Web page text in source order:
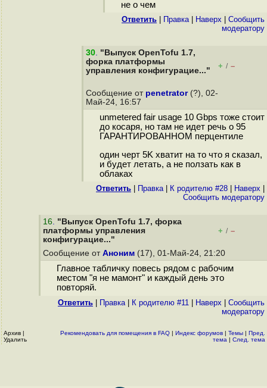
не о чем
Ответить Правка| Наверх
Cообщить
модератору
30. "Выпуск OpenTofu 1.7,
форка платформы
управления конфигурацие..."
+ / –
Сообщение от penetrator(?), 02-
Май-24, 16:57
unmetered fair usage 10 Gbps тоже стоит
до косаря, но там не идет речь о 95
ГАРАНТИРОВАННОМ перцентиле
один черт 5K хватит на то что я сказал,
и будет летать, а не ползать как в
облаках
Ответить Правка| К родителю #28 Наверх
Cообщить модератору
16. "Выпуск OpenTofu 1.7, форка
платформы управления
конфигурацие..."
+ / –
Сообщение от Аноним (17), 01-Май-24, 21:20
Главное табличку повесь рядом с рабочим
местом "я не мамонт" и каждый день это
повторяй.
Ответить Правка| К родителю #11 Наверх
Cообщить
модератору
Архив |
Удалить
Рекомендовать для помещения в FAQ | Индекс форумов | Темы | Пред.
тема | След. тема